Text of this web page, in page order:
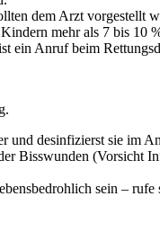
dem Arzt vorgestellt
mehr als 7 bis 10
ein Anruf beim
desinfizierst sie im
Bisswunden (Vorsicht
sein – rufe